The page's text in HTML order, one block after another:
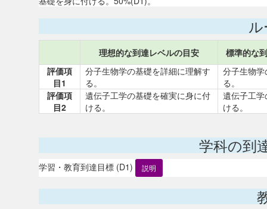
理想的な到達レベルの目安
標準的な
評価項
目1
分子生物学の基礎を詳細に理解す
る。
分子生物
る。
評価項
目2
遺伝子工学の基礎を確実に身に付
ける。
遺伝子工
ける。
学科の到
学習・教育到達目標 (D1) 説明